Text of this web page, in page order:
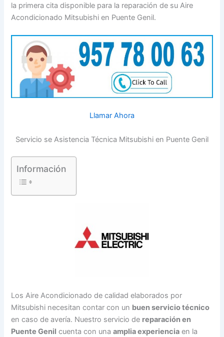
la primera cita disponible para la reparación de su Aire
Acondicionado Mitsubishi en Puente Genil.
Llamar Ahora
Servicio se Asistencia Técnica Mitsubishi en Puente Genil
Información
Los Aire Acondicionado de calidad elaborados por
Mitsubishi necesitan contar con un buen servicio técnico
en caso de avería. Nuestro servicio de reparación en
Puente Genil cuenta con unaamplia experiencia en la